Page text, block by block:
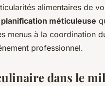
alimentaires de
planification méticuleuse
menus à la coordination
professionnel.
dans le